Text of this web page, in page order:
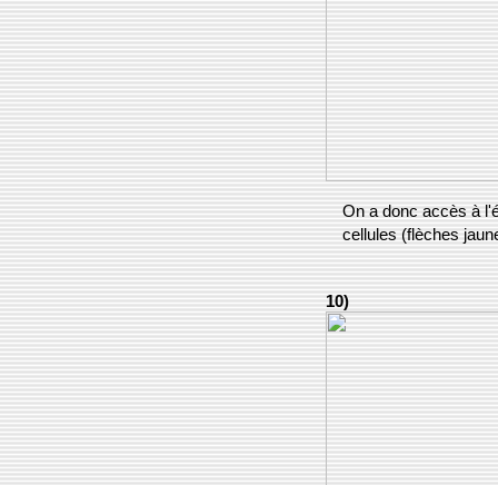
On a donc accès à
cellules (flèches
10)